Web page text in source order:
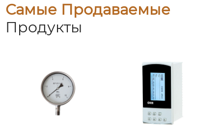
Самые Продаваемые
Продукты